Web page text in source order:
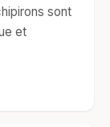
sont
et